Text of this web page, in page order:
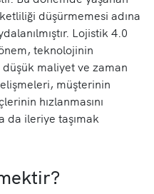
düşürmemesi adına
Lojistik 4.0
teknolojinin
maliyet ve zaman
müşterinin
hızlanmasını
da ileriye taşımak